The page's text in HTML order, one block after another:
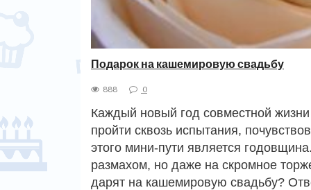
Подарок на кашемировую свадьбу
888 0
Каждый новый год совместной жизни
пройти сквозь испытания,
этого мини-пути является
размахом, но даже на скромное
дарят на кашемировую свадьбу?